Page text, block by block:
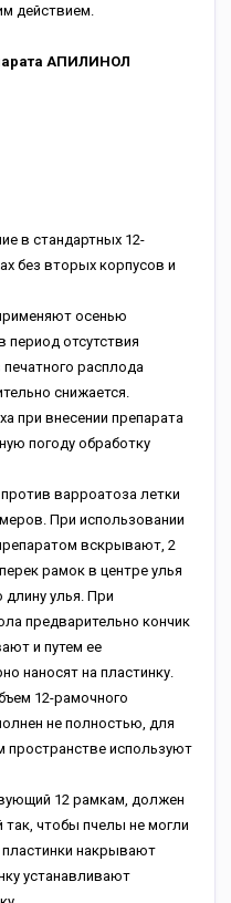
действием.
АПИЛИНОЛ
в стандартных 12-
без вторых корпусов и
осенью
период отсутствия
расплода
снижается.
при внесении препарата
погоду обработку
варроатоза летки
При использовании
вскрывают, 2
рамок в центре улья
улья. При
предварительно кончик
и путем ее
наносят на пластинку.
12-рамочного
не полностью, для
пространстве используют
12 рамкам, должен
так, чтобы пчелы не могли
пластинки накрывают
устанавливают